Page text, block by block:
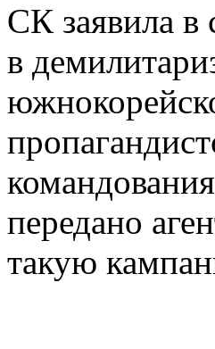
СК заявила в
в
передано
такую